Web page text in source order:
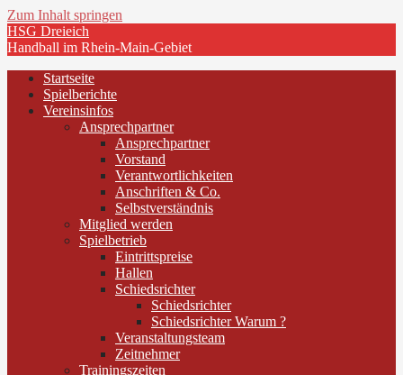
Zum Inhalt springen
HSG Dreieich
Handball im Rhein-Main-Gebiet
Startseite
Spielberichte
Vereinsinfos
Ansprechpartner
Ansprechpartner
Vorstand
Verantwortlichkeiten
Anschriften & Co.
Selbstverständnis
Mitglied werden
Spielbetrieb
Eintrittspreise
Hallen
Schiedsrichter
Schiedsrichter
Schiedsrichter Warum ?
Veranstaltungsteam
Zeitnehmer
Trainingszeiten